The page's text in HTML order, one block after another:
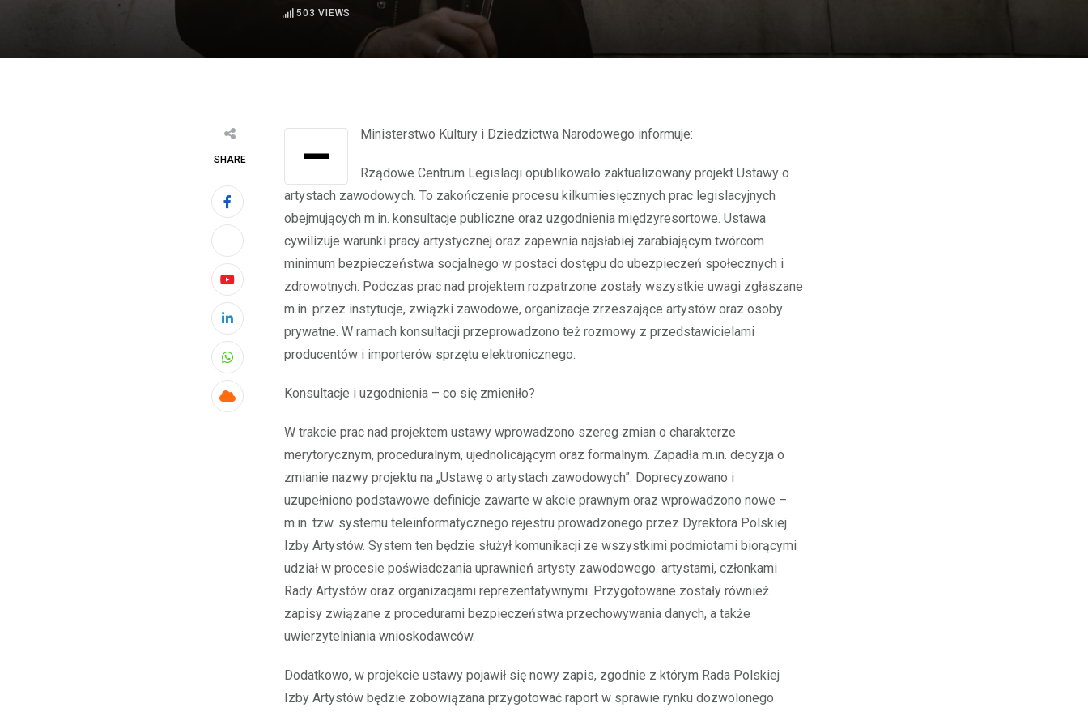
503 VIEWS
SHARE
Youtube
LinkedIn
Whatsapp
Cloud
– Ministerstwo Kultury i Dziedzictwa Narodowego informuje:
Rządowe Centrum Legislacji opublikowało zaktualizowany projekt Ustawy o
artystach zawodowych. To zakończenie procesu kilkumiesięcznych prac legislacyjnych
obejmujących m.in. konsultacje publiczne oraz uzgodnienia międzyresortowe. Ustawa
cywilizuje warunki pracy artystycznej oraz zapewnia najsłabiej zarabiającym twórcom
minimum bezpieczeństwa socjalnego w postaci dostępu do ubezpieczeń społecznych i
zdrowotnych. Podczas prac nad projektem rozpatrzone zostały wszystkie uwagi zgłaszane
m.in. przez instytucje, związki zawodowe, organizacje zrzeszające artystów oraz osoby
prywatne. W ramach konsultacji przeprowadzono też rozmowy z przedstawicielami
producentów i importerów sprzętu elektronicznego.
Konsultacje i uzgodnienia – co się zmieniło?
W trakcie prac nad projektem ustawy wprowadzono szereg zmian o charakterze
merytorycznym, proceduralnym, ujednolicającym oraz formalnym. Zapadła m.in. decyzja o
zmianie nazwy projektu na „Ustawę o artystach zawodowych”. Doprecyzowano i
uzupełniono podstawowe definicje zawarte w akcie prawnym oraz wprowadzono nowe –
m.in. tzw. systemu teleinformatycznego rejestru prowadzonego przez Dyrektora Polskiej
Izby Artystów. System ten będzie służył komunikacji ze wszystkimi podmiotami biorącymi
udział w procesie poświadczania uprawnień artysty zawodowego: artystami, członkami
Rady Artystów oraz organizacjami reprezentatywnymi. Przygotowane zostały również
zapisy związane z procedurami bezpieczeństwa przechowywania danych, a także
uwierzytelniania wnioskodawców.
Dodatkowo, w projekcie ustawy pojawił się nowy zapis, zgodnie z którym Rada Polskiej
Izby Artystów będzie zobowiązana przygotować raport w sprawie rynku dozwolonego